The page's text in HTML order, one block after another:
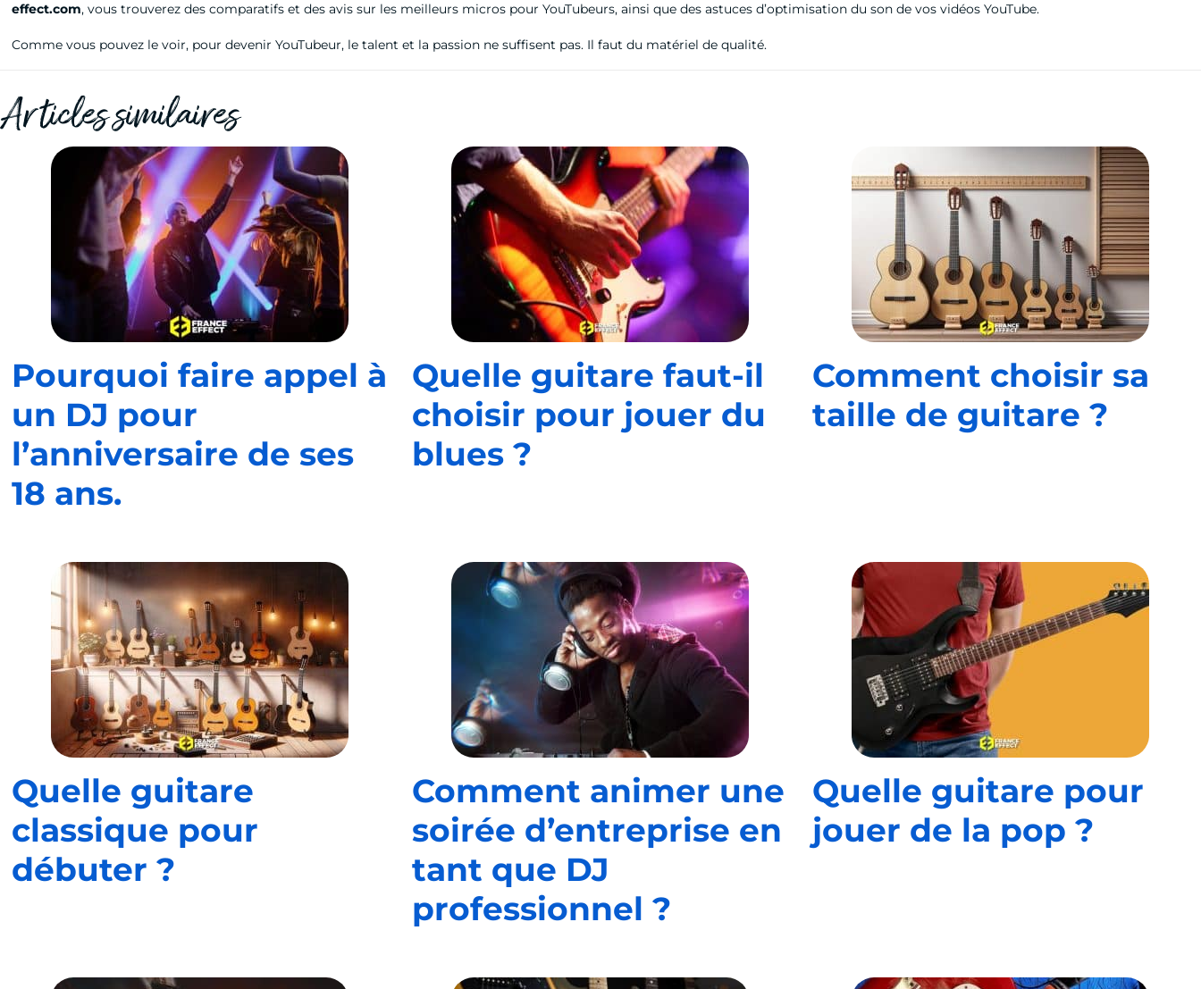
effect.com, vous trouverez des comparatifs et des avis sur les meilleurs micros pour YouTubeurs, ainsi que des astuces d’optimisation du son de vos vidéos YouTube.
Comme vous pouvez le voir, pour devenir YouTubeur, le talent et la passion ne suffisent pas. Il faut du matériel de qualité.
Articles similaires
Pourquoi faire appel à
un DJ pour
l’anniversaire de ses
18 ans.
Quelle guitare faut-il
choisir pour jouer du
blues ?
Comment choisir sa
taille de guitare ?
Quelle guitare
classique pour
débuter ?
Comment animer une
soirée d’entreprise en
tant que DJ
professionnel ?
Quelle guitare pour
jouer de la pop ?